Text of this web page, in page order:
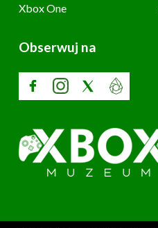
Xbox One
Obserwuj na